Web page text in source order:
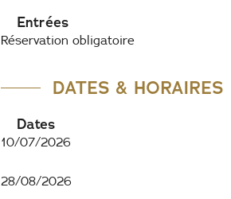
Entrées
Réservation obligatoire
DATES & HORAIRES
Dates
10/07/2026
28/08/2026